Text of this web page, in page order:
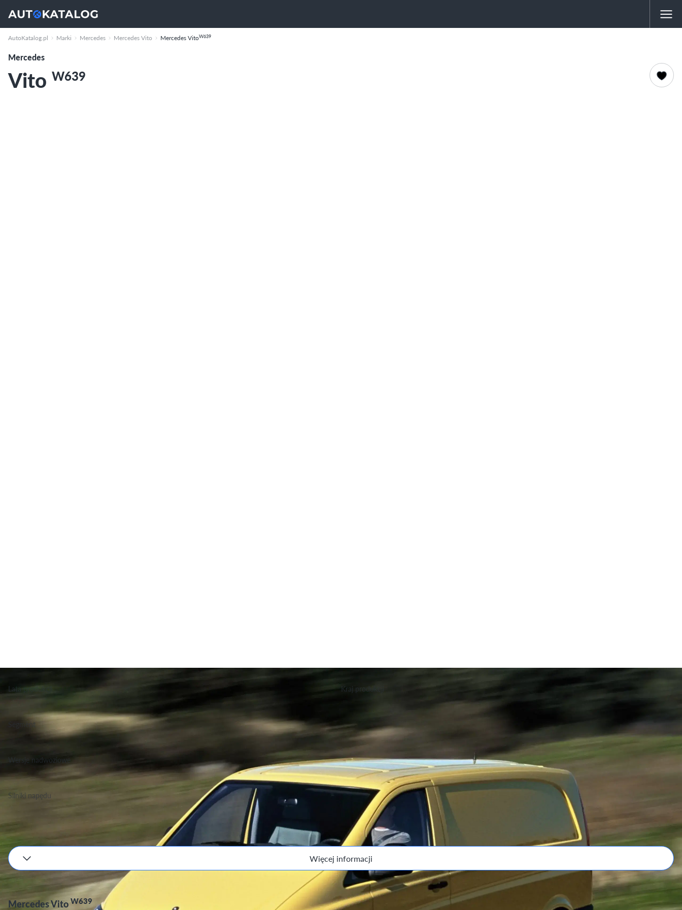
AutoKatalog.pl Marki Mercedes Mercedes Vito Mercedes VitoW639
Mercedes
Vito W639
Lata produkcji
2003-2011
Kraj produkcji
Segment
Grupa Van, Klasa Średnie dostawcze
Wersje nadwoziowe
Kombi Van, Furgon, Minibus
Silniki napędu
Podane wartości są orientacyjne, dokładne dane zależne będą od wyboru silnika i wersji.
Więcej informacji
Mercedes VitoW639